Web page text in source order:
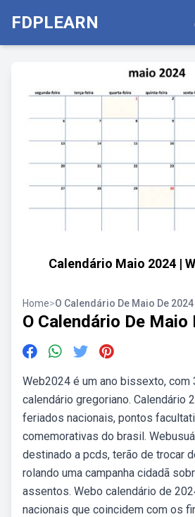
FDPLEARN
Calendário Maio 2024 |
Home>O Calendário De Maio De 2024
O Calendário De Maio
Web2024 é um ano bissexto, com
calendário gregoriano. Calendário
feriados nacionais, pontos
comemorativas do brasil.
destinado a pcds, terão de trocar
rolando uma campanha cidadã
assentos. Webo calendário de
nacionais que coincidem com os